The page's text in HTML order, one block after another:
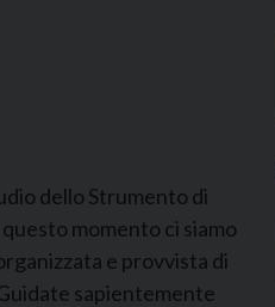
dello Strumento di
momento ci siamo
e provvista di
sapientemente